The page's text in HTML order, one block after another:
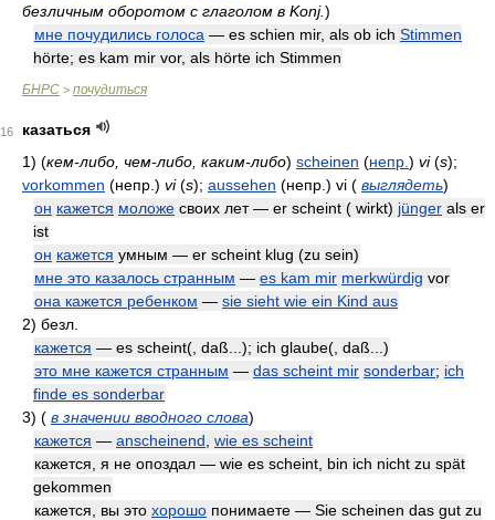
безличным оборотом с глаголом в Konj.)
мне почудились голоса — es schien mir, als ob ich Stimmen
hörte; es kam mir vor, als hörte ich Stimmen
БНРС > почудиться
16
казаться
1) (кем-либо, чем-либо, каким-либо) scheinen (непр. ) vi(s);
vorkommen (непр.) vi(s); aussehen (непр.) vi ( выглядеть)
он кажется моложе своих лет — er scheint ( wirkt) jünger als er
ist
он кажется умным — er scheint klug (zu sein)
мне это казалось странным — es kam mir merkwürdig vor
она кажется ребенком — sie sieht wie ein Kind aus
2) безл.
кажется — es scheint(, daß...); ich glaube(, daß...)
это мне кажется странным — das scheint mir sonderbar; ich
finde es sonderbar
3) ( в значении вводного слова)
кажется — anscheinend wie es scheint
кажется, я не опоздал — wie es scheint, bin ich nicht zu spät
gekommen
кажется, вы это хорошо понимаете — Sie scheinen das gut zu